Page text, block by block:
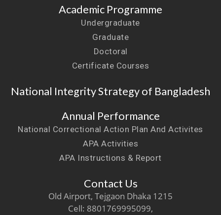
Academic Programme
Undergraduate
Graduate
Doctoral
Certificate Courses
National Integrity Strategy of Bangladesh
Annual Performance
National Correctional Action Plan And Activites
APA Activities
APA Instructions & Report
Contact Us
Old Airport, Tejgaon Dhaka 1215
Cell: 8801769995099,